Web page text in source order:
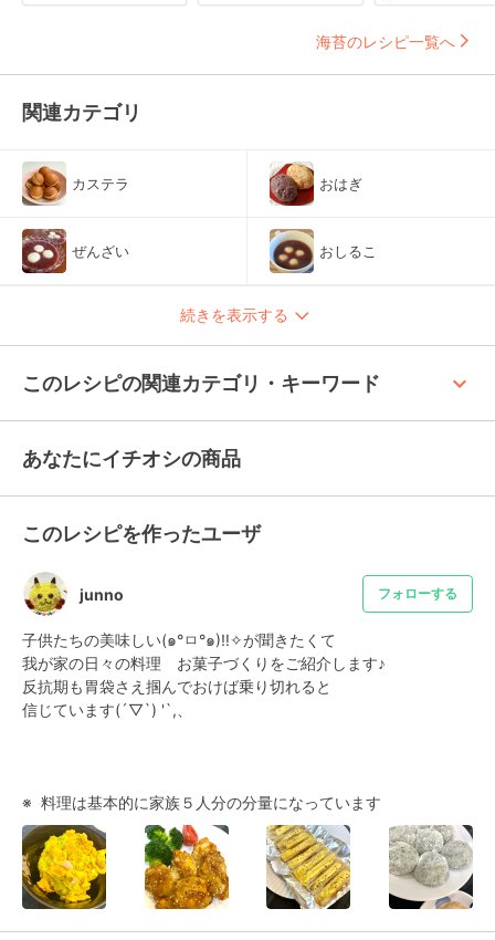
海苔のレシピ一覧へ
関連カテゴリ
カステラ おはぎ
ぜんざい おしるこ
続きを表示する
このレシピの関連カテゴリ・キーワード keyboard_arrow_up
あなたにイチオシの商品
このレシピを作ったユーザ
junno フォローする
子供たちの美味しい(๑°ㅁ°๑)‼✧が聞きたくて
我が家の日々の料理　お菓子づくりをご紹介します♪
反抗期も胃袋さえ掴んでおけば乗り切れると
信じています(´▽`) '`,、
※  料理は基本的に家族５人分の分量になっています